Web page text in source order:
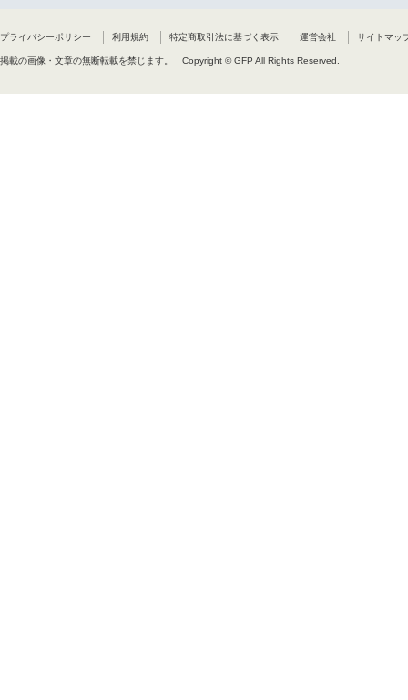
プライバシーポリシー 利用規約 特定商取引法に基づく表示 運営会社 サイトマッ
掲載の画像・文章の無断転載を禁じます。 Copyright © GFP All Rights Reserved.